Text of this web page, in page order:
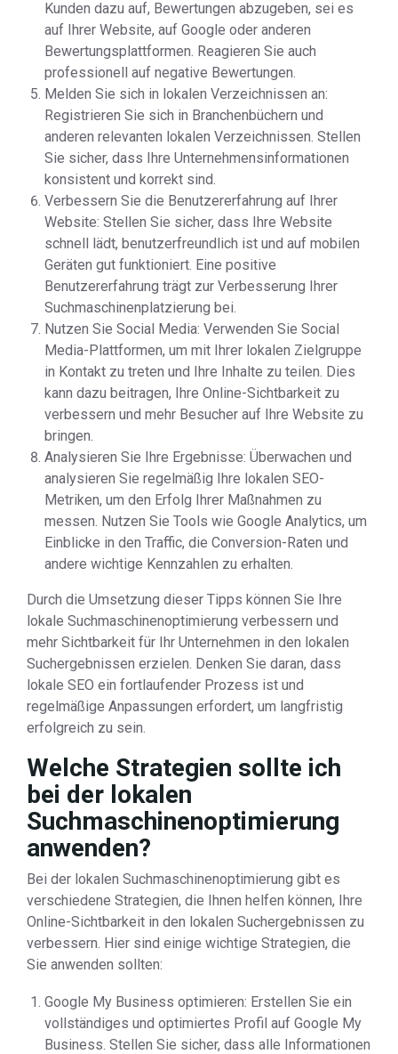
Kunden dazu auf, Bewertungen abzugeben, sei es
auf Ihrer Website, auf Google oder anderen
Bewertungsplattformen. Reagieren Sie auch
professionell auf negative Bewertungen.
Melden Sie sich in lokalen Verzeichnissen an:
Registrieren Sie sich in Branchenbüchern und
anderen relevanten lokalen Verzeichnissen. Stellen
Sie sicher, dass Ihre Unternehmensinformationen
konsistent und korrekt sind.
Verbessern Sie die Benutzererfahrung auf Ihrer
Website: Stellen Sie sicher, dass Ihre Website
schnell lädt, benutzerfreundlich ist und auf mobilen
Geräten gut funktioniert. Eine positive
Benutzererfahrung trägt zur Verbesserung Ihrer
Suchmaschinenplatzierung bei.
Nutzen Sie Social Media: Verwenden Sie Social
Media-Plattformen, um mit Ihrer lokalen Zielgruppe
in Kontakt zu treten und Ihre Inhalte zu teilen. Dies
kann dazu beitragen, Ihre Online-Sichtbarkeit zu
verbessern und mehr Besucher auf Ihre Website zu
bringen.
Analysieren Sie Ihre Ergebnisse: Überwachen und
analysieren Sie regelmäßig Ihre lokalen SEO-
Metriken, um den Erfolg Ihrer Maßnahmen zu
messen. Nutzen Sie Tools wie Google Analytics, um
Einblicke in den Traffic, die Conversion-Raten und
andere wichtige Kennzahlen zu erhalten.
Durch die Umsetzung dieser Tipps können Sie Ihre
lokale Suchmaschinenoptimierung verbessern und
mehr Sichtbarkeit für Ihr Unternehmen in den lokalen
Suchergebnissen erzielen. Denken Sie daran, dass
lokale SEO ein fortlaufender Prozess ist und
regelmäßige Anpassungen erfordert, um langfristig
erfolgreich zu sein.
Welche Strategien sollte ich
bei der lokalen
Suchmaschinenoptimierung
anwenden?
Bei der lokalen Suchmaschinenoptimierung gibt es
verschiedene Strategien, die Ihnen helfen können, Ihre
Online-Sichtbarkeit in den lokalen Suchergebnissen zu
verbessern. Hier sind einige wichtige Strategien, die
Sie anwenden sollten:
Google My Business optimieren: Erstellen Sie ein
vollständiges und optimiertes Profil auf Google My
Business. Stellen Sie sicher, dass alle Informationen